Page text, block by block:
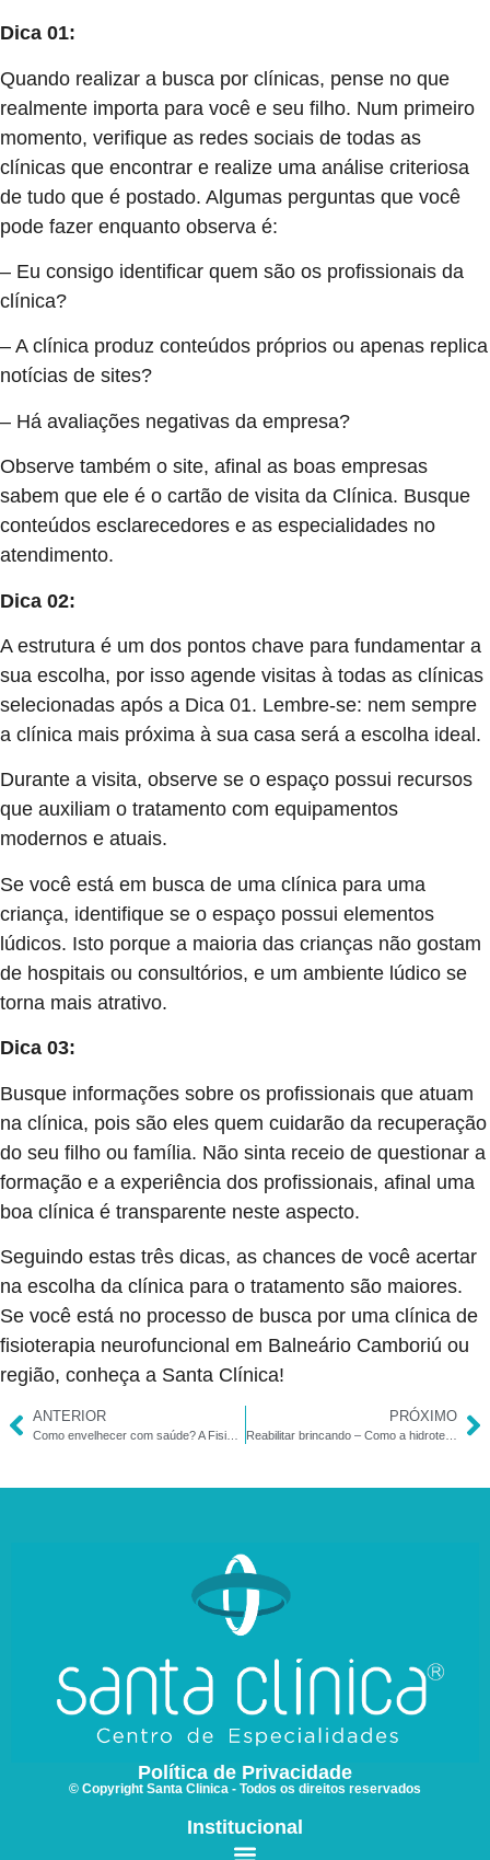
Dica 01:
Quando realizar a busca por clínicas, pense no que
realmente importa para você e seu filho. Num primeiro
momento, verifique as redes sociais de todas as
clínicas que encontrar e realize uma análise criteriosa
de tudo que é postado. Algumas perguntas que você
pode fazer enquanto observa é:
– Eu consigo identificar quem são os profissionais da
clínica?
– A clínica produz conteúdos próprios ou apenas replica
notícias de sites?
– Há avaliações negativas da empresa?
Observe também o site, afinal as boas empresas
sabem que ele é o cartão de visita da Clínica. Busque
conteúdos esclarecedores e as especialidades no
atendimento.
Dica 02:
A estrutura é um dos pontos chave para fundamentar a
sua escolha, por isso agende visitas à todas as clínicas
selecionadas após a Dica 01. Lembre-se: nem sempre
a clínica mais próxima à sua casa será a escolha ideal.
Durante a visita, observe se o espaço possui recursos
que auxiliam o tratamento com equipamentos
modernos e atuais.
Se você está em busca de uma clínica para uma
criança, identifique se o espaço possui elementos
lúdicos. Isto porque a maioria das crianças não gostam
de hospitais ou consultórios, e um ambiente lúdico se
torna mais atrativo.
Dica 03:
Busque informações sobre os profissionais que atuam
na clínica, pois são eles quem cuidarão da recuperação
do seu filho ou família. Não sinta receio de questionar a
formação e a experiência dos profissionais, afinal uma
boa clínica é transparente neste aspecto.
Seguindo estas três dicas, as chances de você acertar
na escolha da clínica para o tratamento são maiores.
Se você está no processo de busca por uma clínica de
fisioterapia neurofuncional em Balneário Camboriú ou
região, conheça a Santa Clínica!
ANTERIOR PRÓXIMO
Reabilitar brincando – Como a hidroterapia pode auxiliar no desenvolvimento de crianças
Política de Privacidade
© Copyright Santa Clinica - Todos os direitos reservados
Institucional